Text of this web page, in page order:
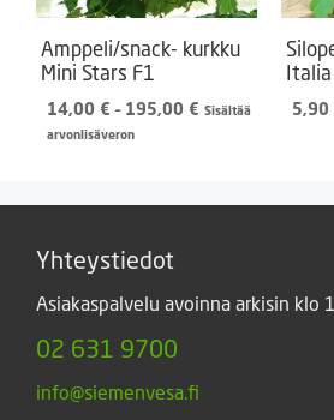
Amppeli/snack- kurkku
Mini Stars F1
14,00 € – 195,00 € Hintaluokka:
Sisältää
arvonlisäveron
5,90
Yhteystiedot
Asiakaspalvelu avoinna arkisin klo
02 631 9700
info@siemenvesa.fi